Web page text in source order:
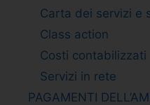
Carta dei servizi e
Class action
Costi contabilizzati
Servizi in rete
PAGAMENTI